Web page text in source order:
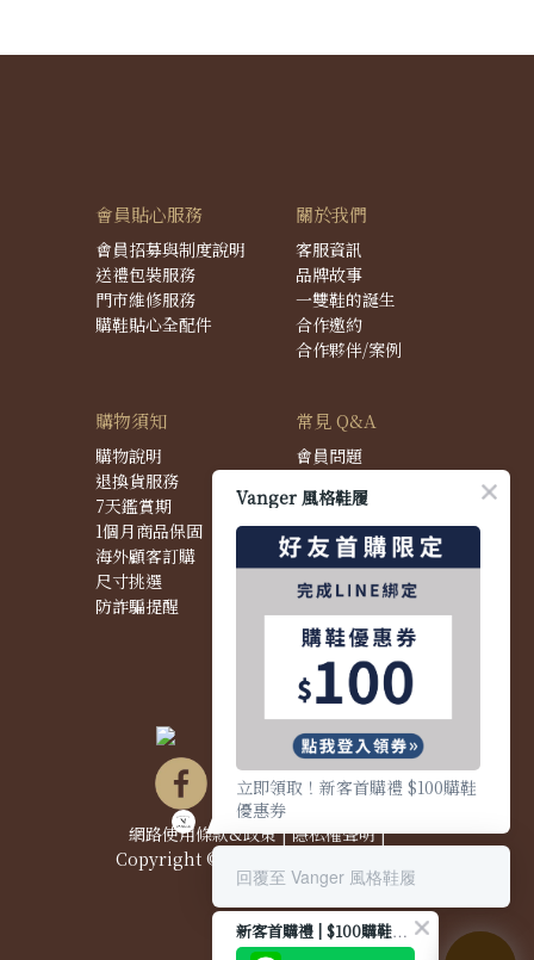
會員貼心服務
會員招募與制度說明
送禮包裝服務
門市維修服務
購鞋貼心全配件
關於我們
客服資訊
品牌故事
一雙鞋的誕生
合作邀約
合作夥伴/案例
購物須知
購物說明
退換貨服務
7天鑑賞期
1個月商品保固
海外顧客訂購
尺寸挑選
防詐騙提醒
常見 Q&A
會員問題
配送問題
退換貨問題
商品問題
網路使用條款&政策|隱私權聲明|
Copyright © 2021 Vanger 風格鞋履
Vanger 風格鞋履
立即領取！新客首購禮 $100購鞋
優惠券
回覆至 Vanger 風格鞋履
新客首購禮 | $100購鞋優惠券